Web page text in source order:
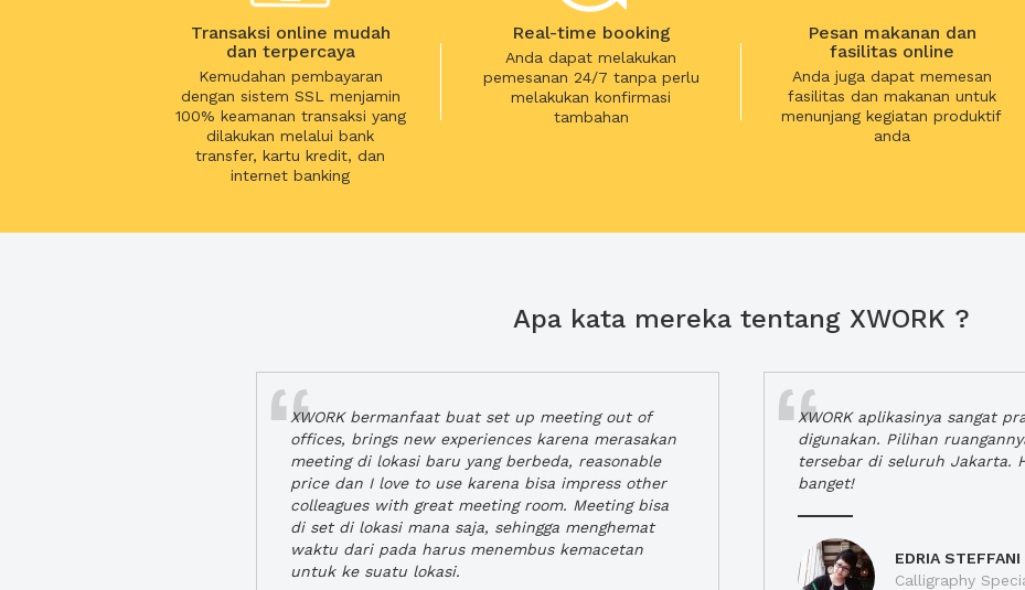
Transaksi online mudah
dan terpercaya
Kemudahan pembayaran
dengan sistem SSL menjamin
100% keamanan transaksi yang
dilakukan melalui bank
transfer, kartu kredit, dan
internet banking
Real-time booking
Anda dapat melakukan
pemesanan 24/7 tanpa perlu
melakukan konfirmasi
tambahan
Pesan makanan dan
fasilitas online
Anda juga dapat memesan
fasilitas dan makanan untuk
menunjang kegiatan produktif
anda
Apa kata mereka tentang XWORK ?
XWORK bermanfaat buat set up meeting out of
offices, brings new experiences karena merasakan
meeting di lokasi baru yang berbeda, reasonable
price dan I love to use karena bisa impress other
colleagues with great meeting room. Meeting bisa
di set di lokasi mana saja, sehingga menghemat
waktu dari pada harus menembus kemacetan
untuk ke suatu lokasi.
XWORK aplikasinya sangat
digunakan. Pilihan
tersebar di seluruh Jakarta.
banget!
EDRIA STEFFANI
Calligraphy